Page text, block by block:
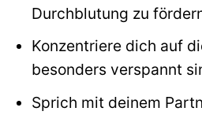
Durchblutung zu
Konzentriere dich auf
besonders verspannt
Sprich mit deinem